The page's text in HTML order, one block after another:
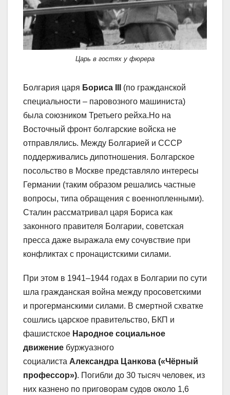
Царь в гостях у фюрера
Болгария царя Бориса III
(по гражданской
специальности – паровозного машиниста)
была союзником Третьего рейха.Но на
Восточный фронт болгарские войска не
отправлялись. Между Болгарией и СССР
поддерживались дипотношения. Болгарское
посольство в Москве представляло интересы
Германии (таким образом решались частные
вопросы, типа обращения с военнопленными).
Сталин рассматривал царя Бориса как
законного правителя Болгарии, советская
пресса даже выражала ему сочувствие при
конфликтах с пронацистскими силами.
При этом в 1941–1944 годах в Болгарии по сути
шла гражданская война между просоветскими
и прогерманскими силами. В смертной схватке
сошлись царское правительство, БКП и
фашистское Народное социальное
движение буржуазного
социалиста Александра Цанкова («Чёрный
профессор»). Погибли до 30 тысяч человек, из
них казнено по приговорам судов около 1,6